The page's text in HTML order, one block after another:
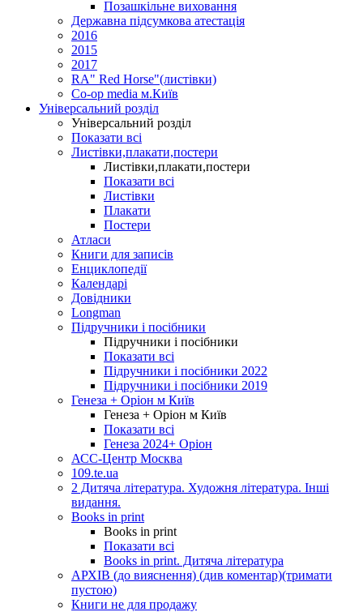
Позашкільне виховання
Державна підсумкова атестація
2016
2015
2017
RA" Red Horse"(листівки)
Co-op media м.Київ
Універсальний розділ
Універсальний розділ
Показати всі
Листівки,плакати,постери
Листівки,плакати,постери
Показати всі
Листівки
Плакати
Постери
Атласи
Книги для записів
Енциклопедії
Календарі
Довідники
Longman
Підручники і посібники
Підручники і посібники
Показати всі
Підручники і посібники 2022
Підручники і посібники 2019
Генеза + Оріон м Київ
Генеза + Оріон м Київ
Показати всі
Генеза 2024+ Оріон
АСС-Центр Москва
109.te.ua
2 Дитяча література. Художня література. Інші
видання.
Books in print
Books in print
Показати всі
Books in print. Дитяча література
АРХІВ (до вияснення) (див коментар)(тримати
пустою)
Книги не для продажу